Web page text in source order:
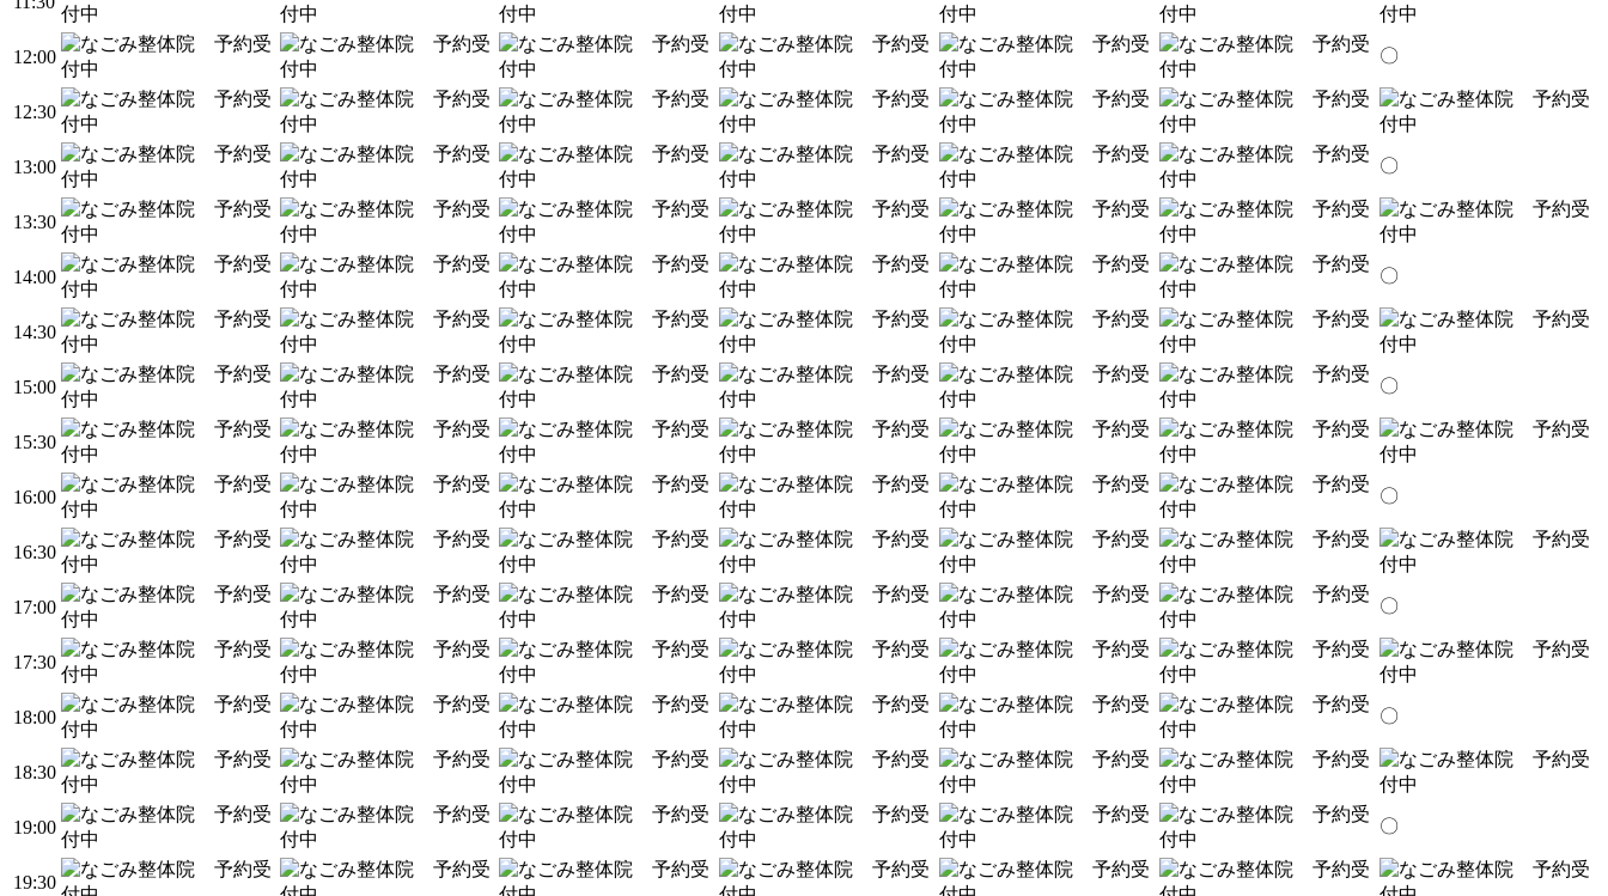
12:00 〇
12:30
13:00 〇
13:30
14:00 〇
14:30
15:00 〇
15:30
16:00 〇
16:30
17:00 〇
17:30
18:00 〇
18:30
19:00 〇
19:30